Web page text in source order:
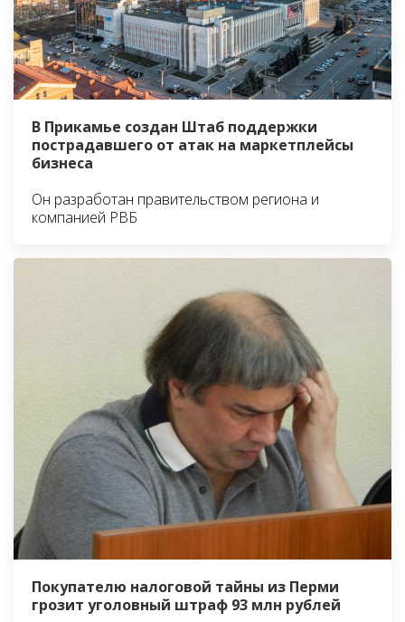
В Прикамье создан Штаб поддержки
пострадавшего от атак на маркетплейсы
бизнеса
Он разработан правительством региона и
компанией РВБ
Покупателю налоговой тайны из Перми
грозит уголовный штраф 93 млн рублей